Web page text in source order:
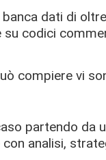
dati di
codici
compiere vi
partendo da
analisi,